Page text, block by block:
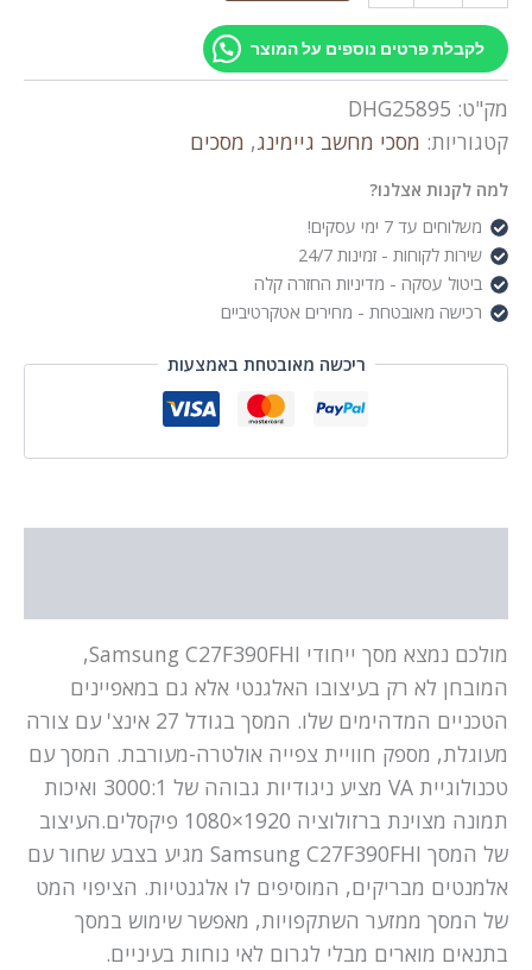
27"
CURVED
לקבלת פרטים נוספים על המוצר
מק"ט: DHG25895
קטגוריות: מסכי מחשב גיימינג, מסכים
למה לקנות אצלנו?
משלוחים עד 7 ימי עסקים!
שירות לקוחות - זמינות 24/7
ביטול עסקה - מדיניות החזרה קלה
רכישה מאובטחת - מחירים אטקרטיביים
ריכשה מאובטחת באמצעות
מולכם נמצא מסך ייחודי Samsung C27F390FHI,
המובחן לא רק בעיצובו האלגנטי אלא גם במאפיינים
הטכניים המדהימים שלו. המסך בגודל 27 אינצ' עם צורה
מעוגלת, מספק חוויית צפייה אולטרה-מעורבת. המסך עם
טכנולוגיית VA מציע ניגודיות גבוהה של 3000:1 ואיכות
תמונה מצוינת ברזולוציה 1920×1080 פיקסלים.העיצוב
של המסך Samsung C27F390FHI מגיע בצבע שחור עם
אלמנטים מבריקים, המוסיפים לו אלגנטיות. הציפוי המט
של המסך ממזער השתקפויות, מאפשר שימוש במסך
בתנאים מוארים מבלי לגרום לאי נוחות בעיניים.